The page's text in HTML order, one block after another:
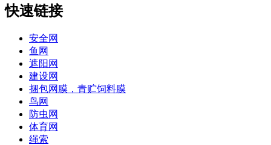
快速链接
安全网
鱼网
遮阳网
建设网
捆包网膜，青贮饲料膜
鸟网
防虫网
体育网
绳索